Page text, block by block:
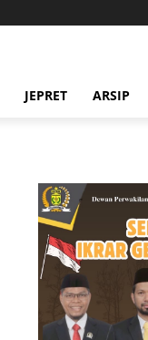
JEPRET ARSIP